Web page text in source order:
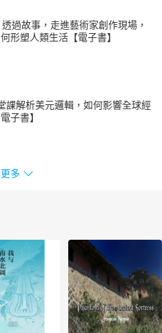
况，千万不要再拖延。你会在这
答案将为你提供帮助自己和关心
過故事，走進藝術家創作現場，
形塑人類生活【電子書】
課解析美元邏輯，如何影響全球經
子書】
多